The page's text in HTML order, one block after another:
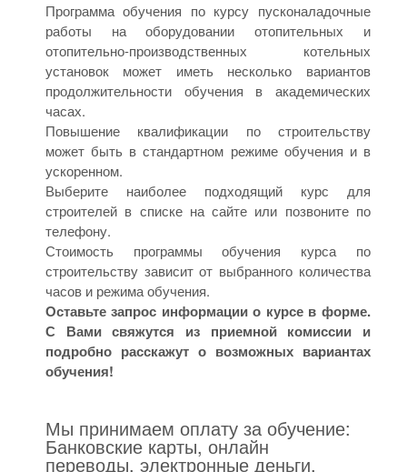
Программа обучения по курсу пусконаладочные
работы на оборудовании отопительных и
отопительно-производственных котельных
установок может иметь несколько вариантов
продолжительности обучения в академических
часах.
Повышение квалификации по строительству
может быть в стандартном режиме обучения и в
ускоренном.
Выберите наиболее подходящий курс для
строителей в списке на сайте или позвоните по
телефону.
Стоимость программы обучения курса по
строительству зависит от выбранного количества
часов и режима обучения.
Оставьте запрос информации о курсе в форме.
С Вами свяжутся из приемной комиссии и
подробно расскажут о возможных вариантах
обучения!
Мы принимаем оплату за обучение:
Банковские карты, онлайн
переводы, электронные деньги,